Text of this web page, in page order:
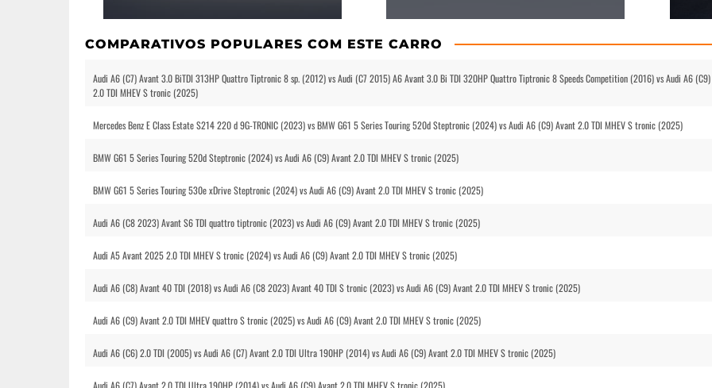
COMPARATIVOS POPULARES COM ESTE CARRO
Audi A6 (C7) Avant 3.0 BiTDI 313HP Quattro Tiptronic 8 sp. (2012) vs Audi (C7 2015) A6 Avant 3.0 Bi TDI 320HP Quattro Tiptronic 8 Speeds Competition (2016) vs Audi A6
2.0 TDI MHEV S tronic (2025)
Mercedes Benz E Class Estate S214 220 d 9G-TRONIC (2023) vs BMW G61 5 Series Touring 520d Steptronic (2024) vs Audi A6 (C9) Avant 2.0 TDI MHEV S tronic (2025)
BMW G61 5 Series Touring 520d Steptronic (2024) vs Audi A6 (C9) Avant 2.0 TDI MHEV S tronic (2025)
BMW G61 5 Series Touring 530e xDrive Steptronic (2024) vs Audi A6 (C9) Avant 2.0 TDI MHEV S tronic (2025)
Audi A6 (C8 2023) Avant S6 TDI quattro tiptronic (2023) vs Audi A6 (C9) Avant 2.0 TDI MHEV S tronic (2025)
Audi A5 Avant 2025 2.0 TDI MHEV S tronic (2024) vs Audi A6 (C9) Avant 2.0 TDI MHEV S tronic (2025)
Audi A6 (C8) Avant 40 TDI (2018) vs Audi A6 (C8 2023) Avant 40 TDI S tronic (2023) vs Audi A6 (C9) Avant 2.0 TDI MHEV S tronic (2025)
Audi A6 (C9) Avant 2.0 TDI MHEV quattro S tronic (2025) vs Audi A6 (C9) Avant 2.0 TDI MHEV S tronic (2025)
Audi A6 (C6) 2.0 TDI (2005) vs Audi A6 (C7) Avant 2.0 TDI Ultra 190HP (2014) vs Audi A6 (C9) Avant 2.0 TDI MHEV S tronic (2025)
Audi A6 (C7) Avant 2.0 TDI Ultra 190HP (2014) vs Audi A6 (C9) Avant 2.0 TDI MHEV S tronic (2025)